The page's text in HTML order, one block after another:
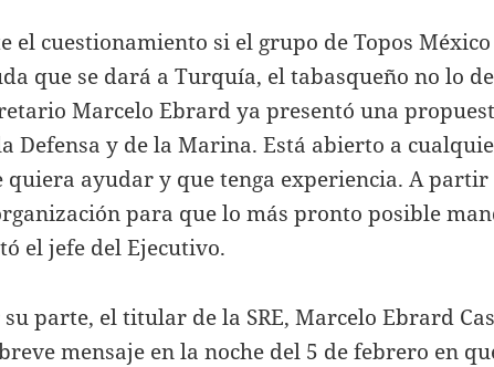
el cuestionamiento si el grupo de Topos
que se dará a Turquía, el tabasqueño no lo
Marcelo Ebrard ya presentó una
Defensa y de la Marina. Está abierto a
quiera ayudar y que tenga experiencia. A partir
para que lo más pronto posible
el jefe del Ejecutivo.
su parte, el titular de la SRE, Marcelo Ebrard
mensaje en la noche del 5 de febrero en